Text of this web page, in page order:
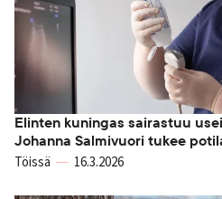
Elinten kuningas sairastuu
Johanna Salmivuori tukee
Töissä 16.3.2026